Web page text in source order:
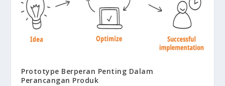
Prototype Berperan Penting Dalam
Perancangan Produk